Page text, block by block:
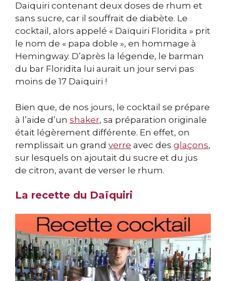
Daïquiri contenant deux doses de rhum et
sans sucre, car il souffrait de diabète. Le
cocktail, alors appelé « Daïquiri Floridita » prit
le nom de « papa doble », en hommage à
Hemingway. D’après la légende, le barman
du bar Floridita lui aurait un jour servi pas
moins de 17 Daïquiri !
Bien que, de nos jours, le cocktail se prépare
à l’aide d’un shaker, sa préparation originale
était légèrement différente. En effet, on
remplissait un grand verre avec des glaçons,
sur lesquels on ajoutait du sucre et du jus
de citron, avant de verser le rhum.
La recette du Daïquiri